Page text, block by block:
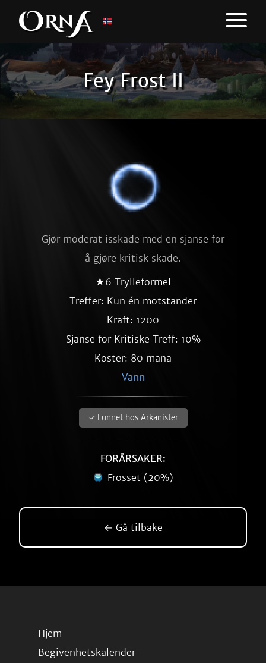
Fey Frost II
Gjør moderat isskade med en sjanse for
å gjøre kritisk skade.
★6 Trylleformel
Treffer: Kun én motstander
Kraft: 1200
Sjanse for Kritiske Treff: 10%
Koster: 80 mana
Vann
✓ Funnet hos Arkanister
FORÅRSAKER:
Frosset (20%)
← Gå tilbake
Hjem
Begivenhetskalender